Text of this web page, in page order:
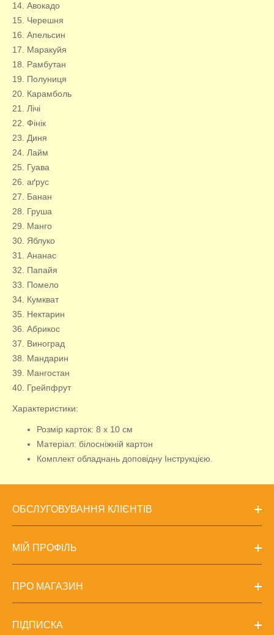
14. Авокадо
15. Черешня
16. Апельсин
17. Маракуйя
18. Рамбутан
19. Полуниця
20. Карамболь
21. Лічі
22. Фінік
23. Диня
24. Лайм
25. Гуава
26. аґрус
27. Банан
28. Груша
29. Манго
30. Яблуко
31. Ананас
32. Папайя
33. Помело
34. Кумкват
35. Нектарин
36. Абрикос
37. Виноград
38. Мандарин
39. Мангостан
40. Грейпфрут
Характеристики:
Розмір карток: 8 х 10 см
Матеріал: білосніжній картон
Комплект обладнань доповідну Інструкцією.
ОБСЛУГОВУВАННЯ КЛІЄНТІВ
МІЙ ПРОФІЛЬ
ПРО МАГАЗИН
ПІДПИСКА